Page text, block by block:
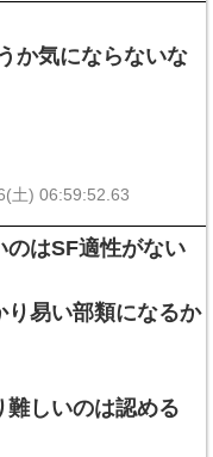
か気にならないな
土) 06:59:52.63
のはSF適性がない
り易い部類になるか
難しいのは認める